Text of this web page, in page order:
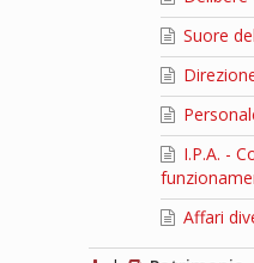
Suore
I.P.A. -
Affari